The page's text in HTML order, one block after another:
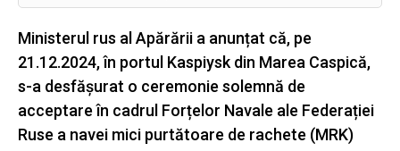
Ministerul rus al Apărării a anunțat că, pe
21.12.2024, în portul Kaspiysk din Marea Caspică,
s-a desfășurat o ceremonie solemnă de
acceptare în cadrul Forțelor Navale ale Federației
Ruse a navei mici purtătoare de rachete (MRK)